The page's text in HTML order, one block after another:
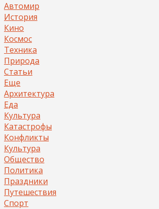
Автомир
История
Кино
Космос
Техника
Природа
Статьи
Еще
Архитектура
Еда
Культура
Катастрофы
Конфликты
Культура
Общество
Политика
Праздники
Путешествия
Спорт